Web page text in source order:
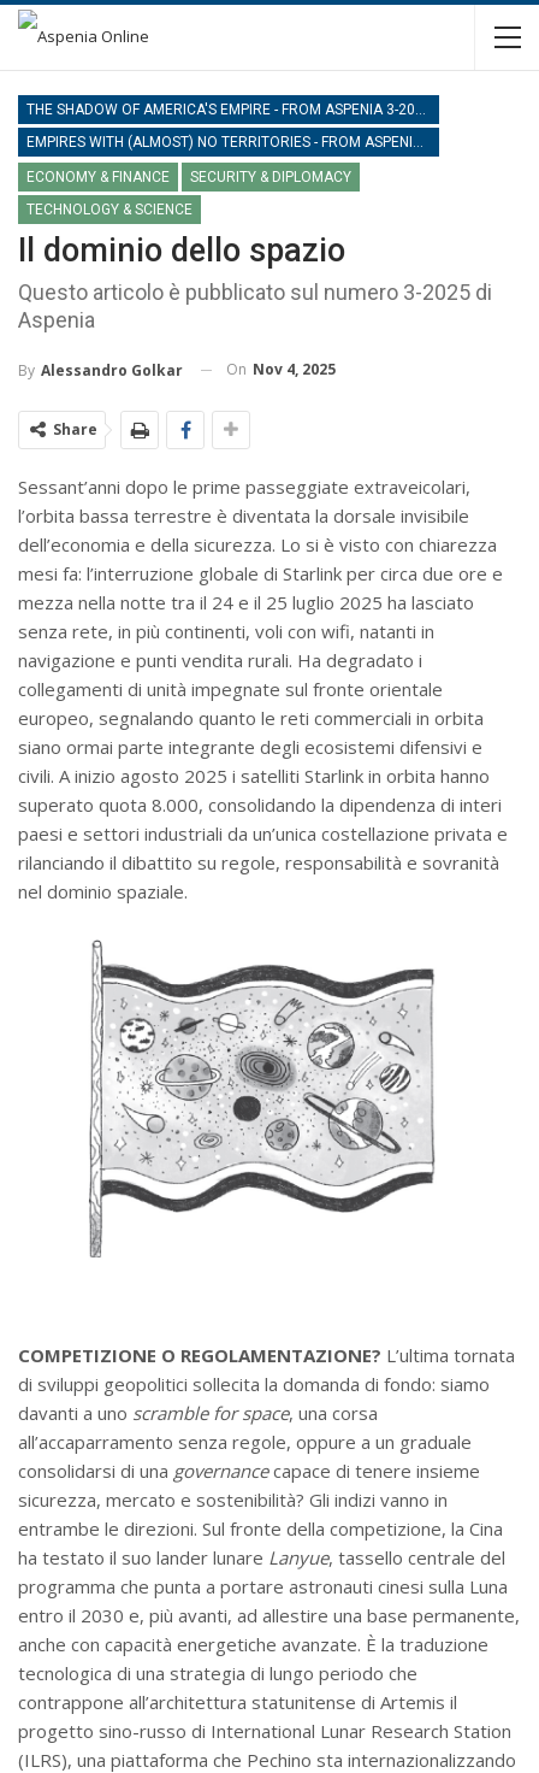
THE SHADOW OF AMERICA'S EMPIRE - FROM ASPENIA 3-2025
EMPIRES WITH (ALMOST) NO TERRITORIES - FROM ASPENIA 3-2025
ECONOMY & FINANCE
SECURITY & DIPLOMACY
TECHNOLOGY & SCIENCE
Il dominio dello spazio
Questo articolo è pubblicato sul numero 3-2025 di
Aspenia
By Alessandro Golkar On Nov 4, 2025
Share
Sessant’anni dopo le prime passeggiate extraveicolari,
l’orbita bassa terrestre è diventata la dorsale invisibile
dell’economia e della sicurezza. Lo si è visto con chiarezza
mesi fa: l’interruzione globale di Starlink per circa due ore e
mezza nella notte tra il 24 e il 25 luglio 2025 ha lasciato
senza rete, in più continenti, voli con wifi, natanti in
navigazione e punti vendita rurali. Ha degradato i
collegamenti di unità impegnate sul fronte orientale
europeo, segnalando quanto le reti commerciali in orbita
siano ormai parte integrante degli ecosistemi difensivi e
civili. A inizio agosto 2025 i satelliti Starlink in orbita hanno
superato quota 8.000, consolidando la dipendenza di interi
paesi e settori industriali da un’unica costellazione privata e
rilanciando il dibattito su regole, responsabilità e sovranità
nel dominio spaziale.
COMPETIZIONE O REGOLAMENTAZIONE? L’ultima tornata
di sviluppi geopolitici sollecita la domanda di fondo: siamo
davanti a uno scramble for space, una corsa
all’accaparramento senza regole, oppure a un graduale
consolidarsi di una governancecapace di tenere insieme
sicurezza, mercato e sostenibilità? Gli indizi vanno in
entrambe le direzioni. Sul fronte della competizione, la Cina
ha testato il suo lander lunare Lanyue, tassello centrale del
programma che punta a portare astronauti cinesi sulla Luna
entro il 2030 e, più avanti, ad allestire una base permanente,
anche con capacità energetiche avanzate. È la traduzione
tecnologica di una strategia di lungo periodo che
contrappone all’architettura statunitense di Artemis il
progetto sino-russo di International Lunar Research Station
(ILRS), una piattaforma che Pechino sta internazionalizzando